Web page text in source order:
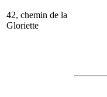
42, chemin de la
Gloriette